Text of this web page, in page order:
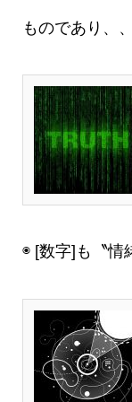
ものであり、、
◉ [数字]も〝情